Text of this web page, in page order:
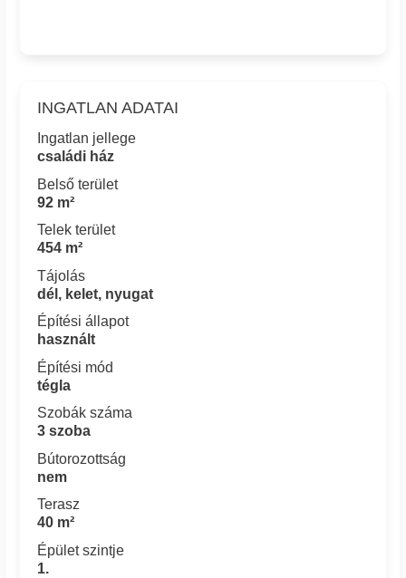
INGATLAN ADATAI
Ingatlan jellege
családi ház
Belső terület
92 m²
Telek terület
454 m²
Tájolás
dél, kelet, nyugat
Építési állapot
használt
Építési mód
tégla
Szobák száma
3 szoba
Bútorozottság
nem
Terasz
40 m²
Épület szintje
1.